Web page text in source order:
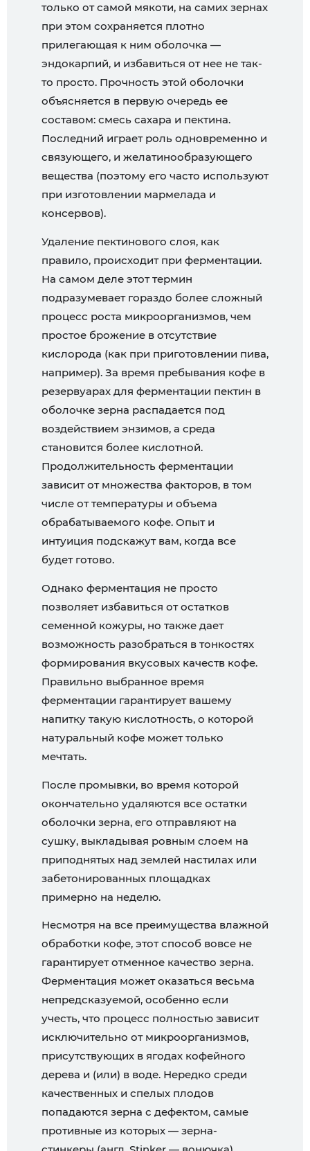
только от самой мякоти, на самих зернах
при этом сохраняется плотно
прилегающая к ним оболочка —
эндокарпий, и избавиться от нее не так-
то просто. Прочность этой оболочки
объясняется в первую очередь ее
составом: смесь сахара и пектина.
Последний играет роль одновременно и
связующего, и желатинообразующего
вещества (поэтому его часто используют
при изготовлении мармелада и
консервов).
Удаление пектинового слоя, как
правило, происходит при ферментации.
На самом деле этот термин
подразумевает гораздо более сложный
процесс роста микроорганизмов, чем
простое брожение в отсутствие
кислорода (как при приготовлении пива,
например). За время пребывания кофе в
резервуарах для ферментации пектин в
оболочке зерна распадается под
воздействием энзимов, а среда
становится более кислотной.
Продолжительность ферментации
зависит от множества факторов, в том
числе от температуры и объема
обрабатываемого кофе. Опыт и
интуиция подскажут вам, когда все
будет готово.
Однако ферментация не просто
позволяет избавиться от остатков
семенной кожуры, но также дает
возможность разобраться в тонкостях
формирования вкусовых качеств кофе.
Правильно выбранное время
ферментации гарантирует вашему
напитку такую кислотность, о которой
натуральный кофе может только
мечтать.
После промывки, во время которой
окончательно удаляются все остатки
оболочки зерна, его отправляют на
сушку, выкладывая ровным слоем на
приподнятых над землей настилах или
забетонированных площадках
примерно на неделю.
Несмотря на все преимущества влажной
обработки кофе, этот способ вовсе не
гарантирует отменное качество зерна.
Ферментация может оказаться весьма
непредсказуемой, особенно если
учесть, что процесс полностью зависит
исключительно от микроорганизмов,
присутствующих в ягодах кофейного
дерева и (или) в воде. Нередко среди
качественных и спелых плодов
попадаются зерна с дефектом, самые
противные из которых — зерна-